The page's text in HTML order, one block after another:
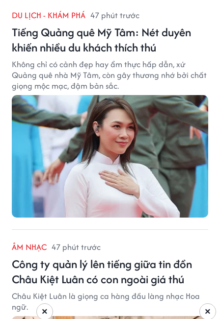
DU LỊCH - KHÁM PHÁ 47 phút trước
Tiếng Quảng quê Mỹ Tâm: Nét duyên
khiến nhiều du khách thích thú
Không chỉ có cảnh đẹp hay ẩm thực hấp dẫn, xứ
Quảng quê nhà Mỹ Tâm, còn gây thương nhớ bởi chất
giọng mộc mạc, đậm bản sắc.
ÂM NHẠC 47 phút trước
Công ty quản lý lên tiếng giữa tin đồn
Châu Kiệt Luân có con ngoài giá thú
Châu Kiệt Luân là giọng ca hàng đầu làng nhạc Hoa
ngữ.
×
×